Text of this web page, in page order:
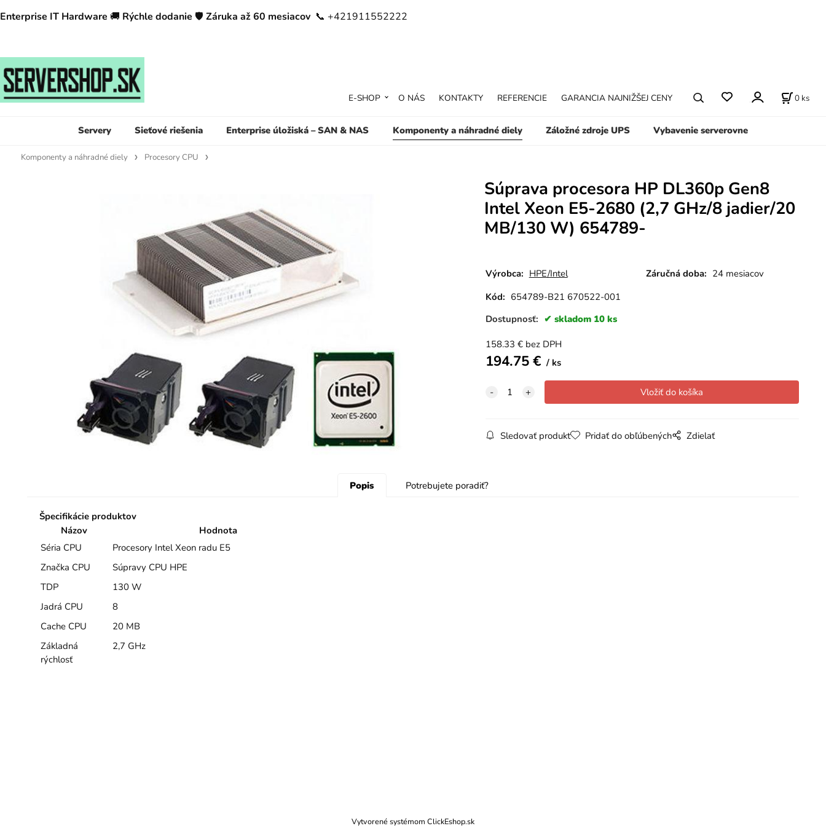
Enterprise IT Hardware 🚚 Rýchle dodanie 🛡️ Záruka až 60 mesiacov 📞 +421911552222
Servery Sieťové riešenia Enterprise úložiská – SAN & NAS Komponenty a náhradné diely Záložné zdroje UPS Vybavenie serverovne
E-SHOP O NÁS KONTAKTY REFERENCIE GARANCIA NAJNIŽŠEJ CENY 0 ks
Komponenty a náhradné diely Procesory CPU
Súprava procesora HP DL360p Gen8
Intel Xeon E5-2680 (2,7 GHz/8 jadier/20
MB/130 W) 654789-
Výrobca: HPE/Intel Záručná doba: 24 mesiacov
Kód: 654789-B21 670522-001
Dostupnosť:
skladom 10 ks
158.33 € bez DPH
194.75€ ks
Sledovať produkt Pridať do obľúbených Zdielať
Popis Potrebujete poradiť?
Špecifikácie produktov
Názov
Hodnota
Séria CPU
Procesory Intel Xeon radu E5
Značka CPU
Súpravy CPU HPE
TDP
130 W
Jadrá CPU
8
Cache CPU
20 MB
Základná
rýchlosť
2,7 GHz
Vytvorené systémom ClickEshop.sk